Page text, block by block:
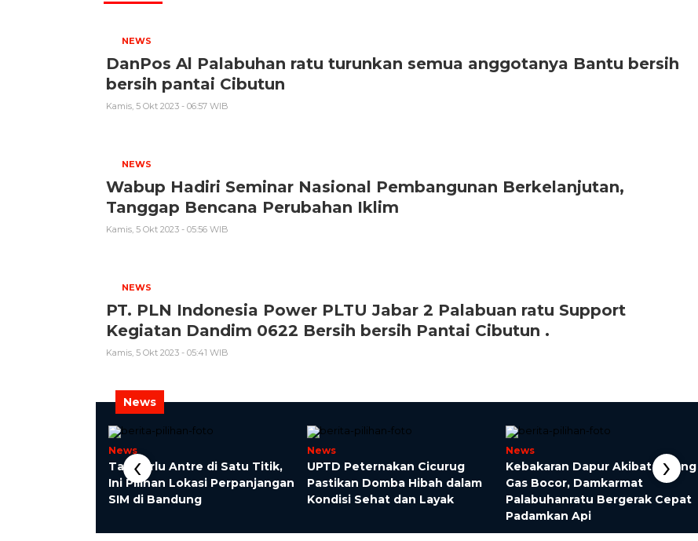
NEWS
DanPos Al Palabuhan ratu turunkan semua anggotanya Bantu bersih
bersih pantai Cibutun
Kamis, 5 Okt 2023 - 06:57 WIB
NEWS
Wabup Hadiri Seminar Nasional Pembangunan Berkelanjutan,
Tanggap Bencana Perubahan Iklim
Kamis, 5 Okt 2023 - 05:56 WIB
NEWS
PT. PLN Indonesia Power PLTU Jabar 2 Palabuan ratu Support
Kegiatan Dandim 0622 Bersih bersih Pantai Cibutun .
Kamis, 5 Okt 2023 - 05:41 WIB
News
News
Tak Perlu Antre di Satu Titik,
Ini Pilihan Lokasi Perpanjangan
SIM di Bandung
News
UPTD Peternakan Cicurug
Pastikan Domba Hibah dalam
Kondisi Sehat dan Layak
News
Kebakaran Dapur Akibat Selang
Gas Bocor, Damkarmat
Palabuhanratu Bergerak Cepat
Padamkan Api
‹ ›